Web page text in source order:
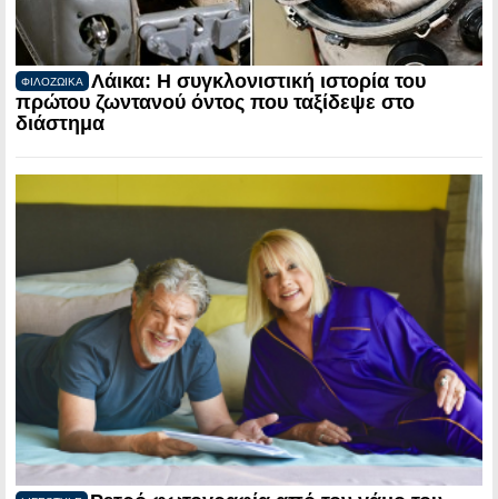
ΦΙΛΟΖΩΙΚΑ
Λάικα: Η συγκλονιστική ιστορία του
πρώτου ζωντανού όντος που ταξίδεψε στο
διάστημα